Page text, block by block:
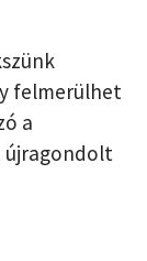
felmerülhet
a
újragondolt